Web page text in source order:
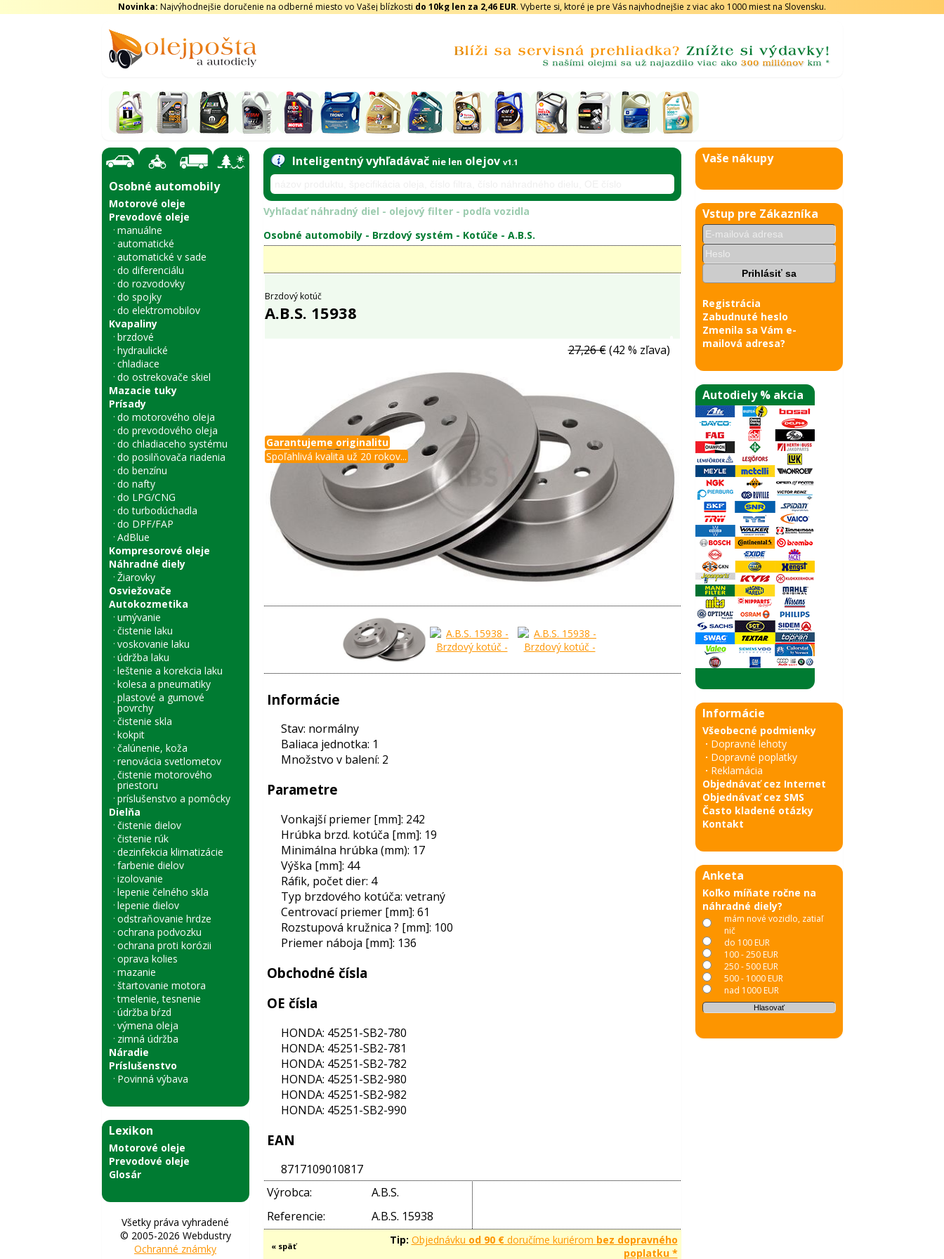
Novinka: Najvýhodnejšie doručenie na odberné miesto vo Vašej blízkosti do 10kg len za 2,46 EUR. Vyberte si, ktoré je pre Vás najvhodnejšie z viac ako 1000 miest na Slovensku.
Osobné automobily
Motorové oleje
Prevodové oleje
manuálne
automatické
automatické v sade
do diferenciálu
do rozvodovky
do spojky
do elektromobilov
Kvapaliny
brzdové
hydraulické
chladiace
do ostrekovače skiel
Mazacie tuky
Prísady
do motorového oleja
do prevodového oleja
do chladiaceho systému
do posilňovača riadenia
do benzínu
do nafty
do LPG/CNG
do turbodúchadla
do DPF/FAP
AdBlue
Kompresorové oleje
Náhradné diely
Žiarovky
Osviežovače
Autokozmetika
umývanie
čistenie laku
voskovanie laku
údržba laku
leštenie a korekcia laku
kolesa a pneumatiky
plastové a gumové
povrchy
čistenie skla
kokpit
čalúnenie, koža
renovácia svetlometov
čistenie motorového
priestoru
príslušenstvo a pomôcky
Dielňa
čistenie dielov
čistenie rúk
dezinfekcia klimatizácie
farbenie dielov
izolovanie
lepenie čelného skla
lepenie dielov
odstraňovanie hrdze
ochrana podvozku
ochrana proti korózii
oprava kolies
mazanie
štartovanie motora
tmelenie, tesnenie
údržba bŕzd
výmena oleja
zimná údržba
Náradie
Príslušenstvo
Povinná výbava
Lexikon
Motorové oleje
Prevodové oleje
Glosár
Všetky práva vyhradené
© 2005-2026 Webdustry
Ochranné známky
Inteligentný vyhľadávač nie len olejov v1.1
Vyhľadať náhradný diel - olejový filter - podľa vozidla
Osobné automobily - Brzdový systém - Kotúče - A.B.S.
Brzdový kotúč
A.B.S. 15938
27,26 €(42 % zľava)
Garantujeme originalitu
Spoľahlivá kvalita už 20 rokov...
Informácie
Stav: normálny
Baliaca jednotka: 1
Množstvo v balení: 2
Parametre
Vonkajší priemer [mm]: 242
Hrúbka brzd. kotúča [mm]: 19
Minimálna hrúbka (mm): 17
Výška [mm]: 44
Ráfik, počet dier: 4
Typ brzdového kotúča: vetraný
Centrovací priemer [mm]: 61
Rozstupová kružnica ? [mm]: 100
Priemer náboja [mm]: 136
Obchodné čísla
OE čísla
HONDA: 45251-SB2-780
HONDA: 45251-SB2-781
HONDA: 45251-SB2-782
HONDA: 45251-SB2-980
HONDA: 45251-SB2-982
HONDA: 45251-SB2-990
EAN
8717109010817
Výrobca:
A.B.S.
Referencie:
A.B.S. 15938
« späť Tip: Objednávku od 90 €doručíme kuriérom bez dopravného
poplatku *
Vaše nákupy
Vstup pre Zákazníka
Registrácia
Zabudnuté heslo
Zmenila sa Vám e-
mailová adresa?
Autodiely % akcia
Informácie
Všeobecné podmienky
· Dopravné lehoty
· Dopravné poplatky
· Reklamácia
Objednávať cez Internet
Objednávať cez SMS
Často kladené otázky
Kontakt
Anketa
Koľko míňate ročne na
náhradné diely?
mám nové vozidlo, zatiaľ
nič
do 100 EUR
100 - 250 EUR
250 - 500 EUR
500 - 1000 EUR
nad 1000 EUR